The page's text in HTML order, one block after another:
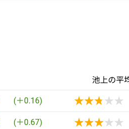
池上の平
(＋0.16) ★★★★★
★★★★★
(＋0.67) ★★★★★
★★★★★